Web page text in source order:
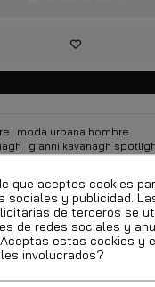
moda urbana hombre
gianni kavanagh
que aceptes cookies
sociales y publicidad.
de terceros se
de redes sociales y
estas cookies y
involucrados?